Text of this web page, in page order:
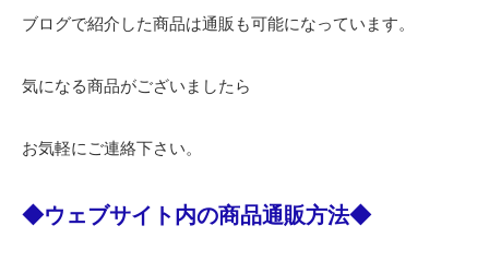
ブログで紹介した商品は通販も可能になっています。
気になる商品がございましたら
お気軽にご連絡下さい。
◆ウェブサイト内の商品通販方法◆